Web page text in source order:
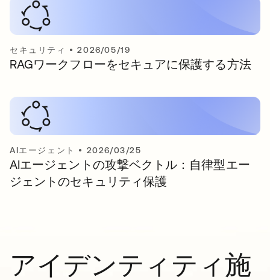
セキュリティ •2026/05/19
RAGワークフローをセキュアに保護する方法
AIエージェント • 2026/03/25
AIエージェントの攻撃ベクトル：自律型エー
ジェントのセキュリティ保護
アイデンティティ施